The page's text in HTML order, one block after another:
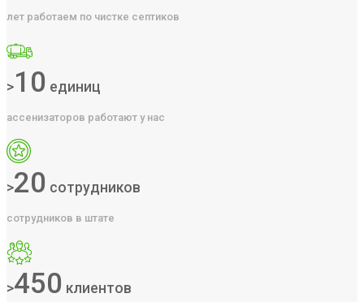
лет работаем по чистке септиков
>10 единиц
ассенизаторов работают у нас
>20 сотрудников
сотрудников в штате
>450 клиентов